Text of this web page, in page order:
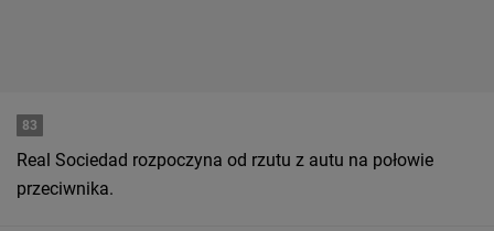
83
Real Sociedad rozpoczyna od rzutu z autu na połowie
przeciwnika.